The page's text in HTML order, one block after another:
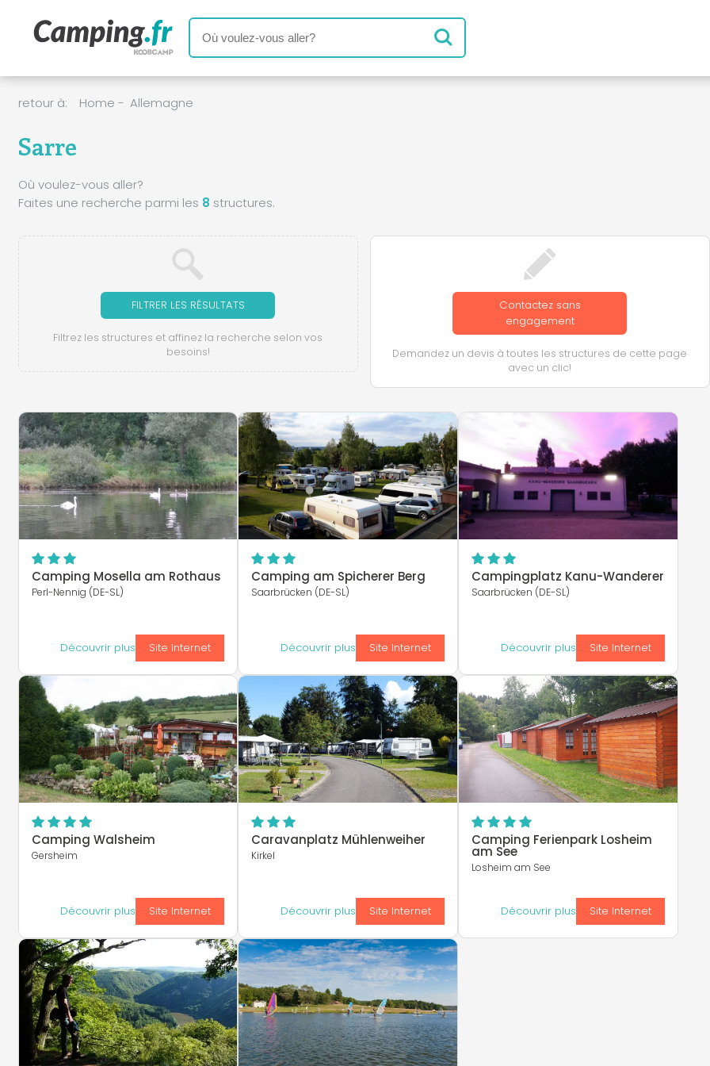
retour à: Home - Allemagne
Sarre
Où voulez-vous aller?
Faites une recherche parmi les 8 structures.
FILTRER LES RÉSULTATS
Filtrez les structures et affinez la recherche selon vos
besoins!
Contactez sans
engagement
Demandez un devis à toutes les structures de cette page
avec un clic!
Camping Mosella am Rothaus
Perl-Nennig (DE-SL)
Découvrir plus Site Internet
Camping am Spicherer Berg
Saarbrücken (DE-SL)
Découvrir plus Site Internet
Campingplatz Kanu-Wanderer
Saarbrücken (DE-SL)
Découvrir plus Site Internet
Camping Walsheim
Gersheim
Découvrir plus Site Internet
Caravanplatz Mühlenweiher
Kirkel
Découvrir plus Site Internet
Camping Ferienpark Losheim
am See
Losheim am See
Découvrir plus Site Internet